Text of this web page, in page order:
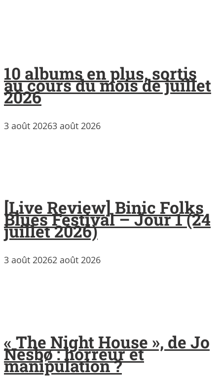
10 albums en plus, sortis
au cours du mois de juillet
2026
3 août 20263 août 2026
[Live Review] Binic Folks
Blues Festival – Jour 1 (24
juillet 2026)
3 août 20262 août 2026
« The Night House », de Jo
Nesbø : horreur et
manipulation ?